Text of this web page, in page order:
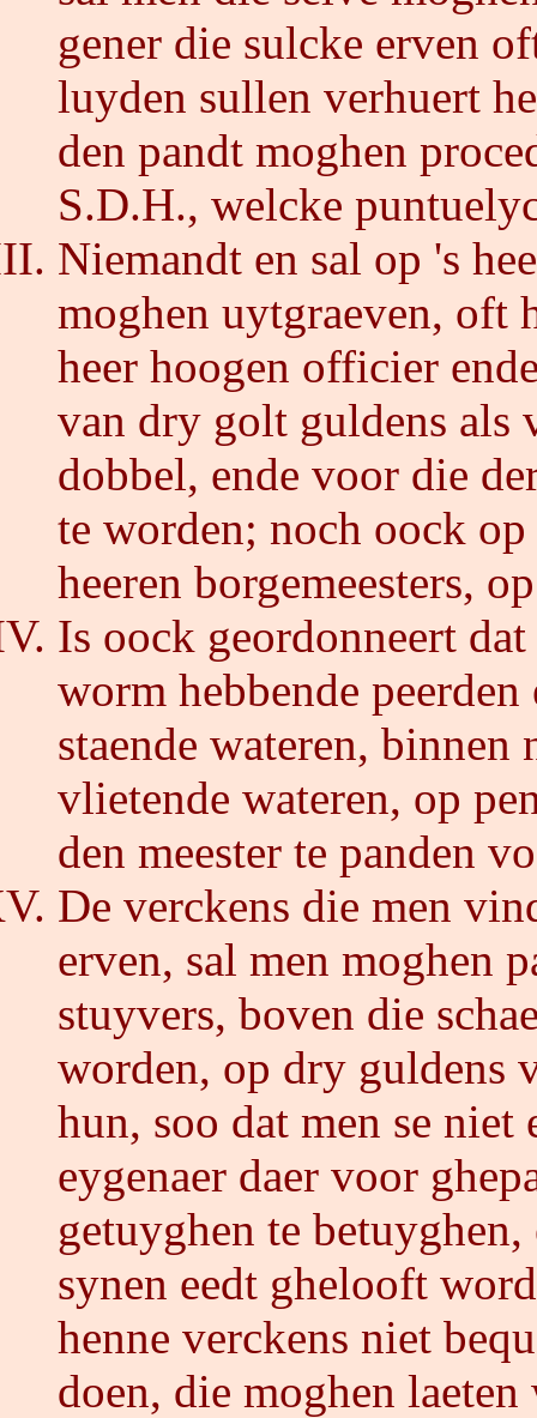
gener die sulcke erven
luyden sullen verhuert
den pandt moghen
S.D.H., welcke
Niemandt en sal op 's
moghen uytgraeven, oft
heer hoogen officier
van dry golt guldens als
dobbel, ende voor die
te worden; noch oock op
heeren borgemeesters,
Is oock geordonneert
worm hebbende
staende wateren,
vlietende wateren, op
den meester te panden
De verckens die men
erven, sal men moghen
stuyvers, boven die
worden, op dry guldens
hun, soo dat men se niet
eygenaer daer voor
getuyghen te
synen eedt ghelooft
henne verckens niet
doen, die moghen laeten